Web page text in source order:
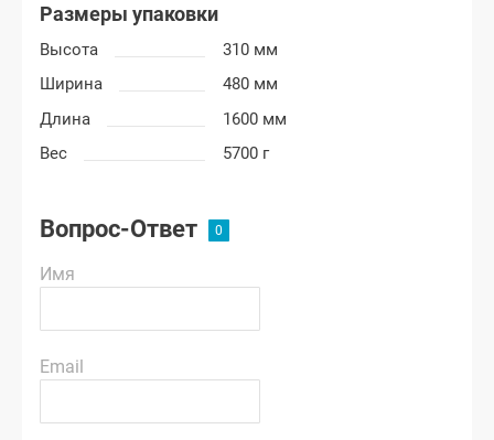
Размеры упаковки
Высота
310 мм
Ширина
480 мм
Длина
1600 мм
Вес
5700 г
Вопрос-Ответ
Имя
Email